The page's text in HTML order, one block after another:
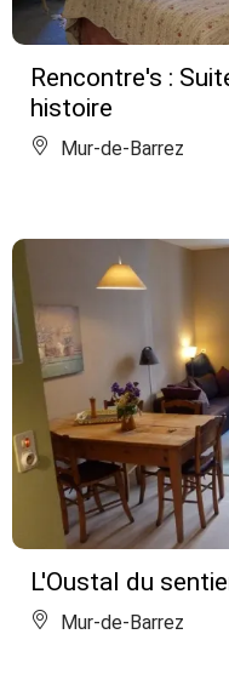
Rencontre's :
histoire
Mur-de-Barrez
L'Oustal du
Mur-de-Barrez